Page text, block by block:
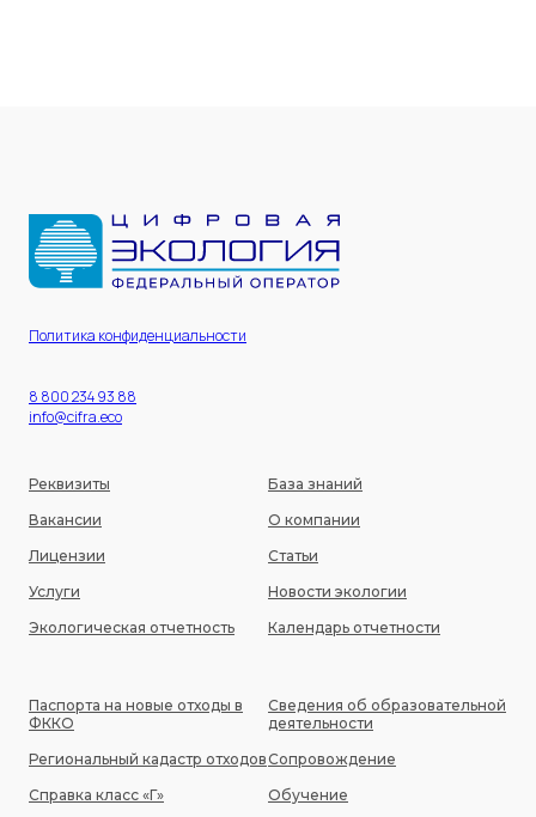
Политика конфиденциальности
8 800 234 93 88
info@cifra.eco
Реквизиты
Вакансии
Лицензии
Услуги
Экологическая отчетность
База знаний
О компании
Статьи
Новости экологии
Календарь отчетности
Паспорта на новые отходы в
ФККО
Региональный кадастр отходов
Справка класс «Г»
Сведения об образовательной
деятельности
Сопровождение
Обучение